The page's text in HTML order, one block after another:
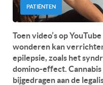
PATIËNTEN
Toen video’s op
wonderen kan
epilepsie, zoals het
domino-effect.
bijgedragen aan de